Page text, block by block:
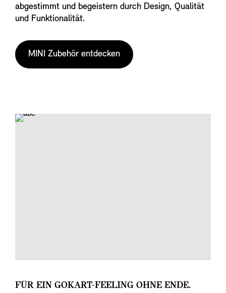
abgestimmt und begeistern durch Design, Qualität
und Funktionalität.
MINI Zubehör entdecken
FÜR EIN GOKART-FEELING OHNE ENDE.